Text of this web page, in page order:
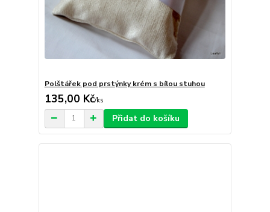
Polštářek pod prstýnky krém s bílou stuhou
135,00 Kč/ks
Přidat do košíku